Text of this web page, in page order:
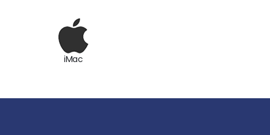
iMac